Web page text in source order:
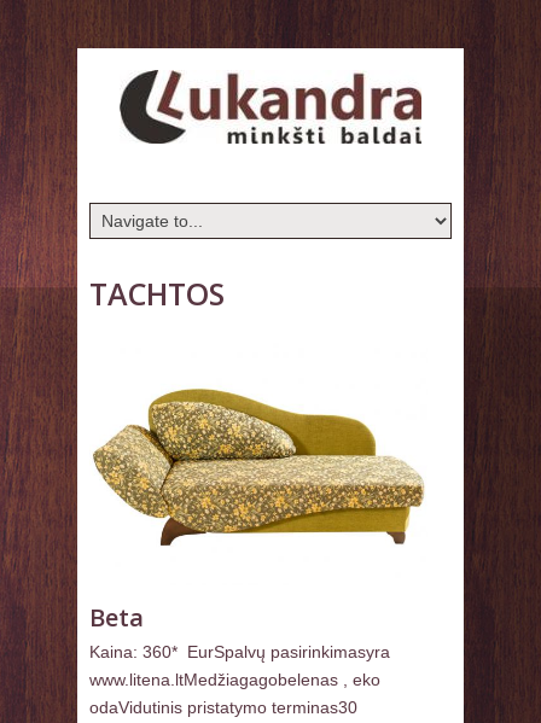
TACHTOS
Beta
Kaina: 360* EurSpalvų pasirinkimasyra
www.litena.ltMedžiagagobelenas , eko
odaVidutinis pristatymo terminas30